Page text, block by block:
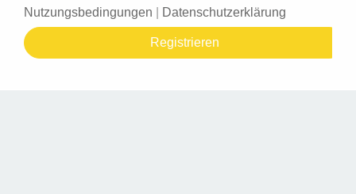
Nutzungsbedingungen Datenschutzerklärung
Registrieren